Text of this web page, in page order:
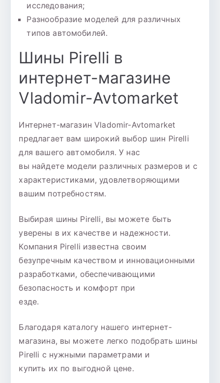
исследования;
Разнообразие моделей для различных
типов автомобилей.
Шины Pirelli в
интернет-магазине
Vladomir-Avtomarket
Интернет-магазин Vladomir-Avtomarket
предлагает вам широкий выбор шин Pirelli
для вашего автомобиля. У нас
вы найдете модели различных размеров и с
характеристиками, удовлетворяющими
вашим потребностям.
Выбирая шины Pirelli, вы можете быть
уверены в их качестве и надежности.
Компания Pirelli известна своим
безупречным качеством и инновационными
разработками, обеспечивающими
безопасность и комфорт при
езде.
Благодаря каталогу нашего интернет-
магазина, вы можете легко подобрать шины
Pirelli с нужными параметрами и
купить их по выгодной цене.